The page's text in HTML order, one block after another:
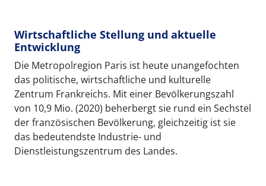
Wirtschaftliche Stellung und aktuelle
Entwicklung
Die Metropolregion Paris ist heute unangefochten
das politische, wirtschaftliche und kulturelle
Zentrum Frankreichs. Mit einer Bevölkerungszahl
von 10,9 Mio. (2020) beherbergt sie rund ein Sechstel
der französischen Bevölkerung, gleichzeitig ist sie
das bedeutendste Industrie- und
Dienstleistungszentrum des Landes.